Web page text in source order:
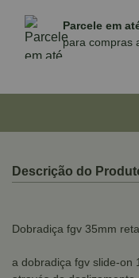
Parcele em
para compras
Descrição do
Dobradiça fgv 35mm
a dobradiça fgv slide-on